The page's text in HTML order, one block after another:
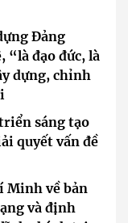
Đảng
“là đạo đức, là
dựng, chỉnh
sáng tạo
quyết vấn đề
Minh về bản
và định